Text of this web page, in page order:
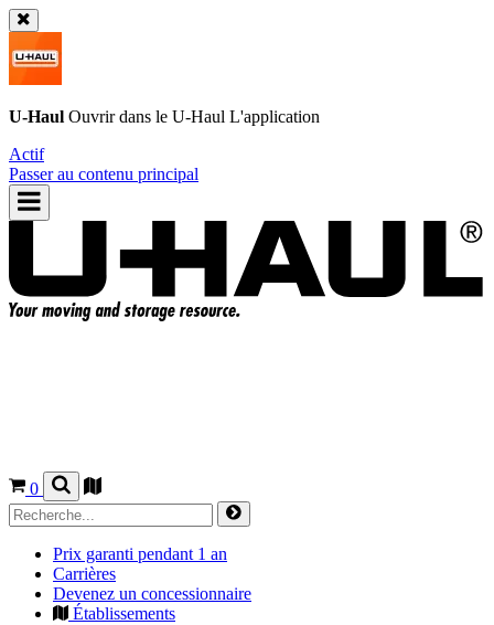
U-Haul Ouvrir dans le U-Haul L'application
Actif
Passer au contenu principal
0
Prix garanti pendant 1 an
Carrières
Devenez un concessionnaire
Établissements